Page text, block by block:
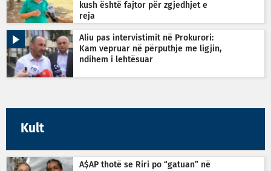
kush është fajtor për zgjedhjet e
reja
Aliu pas intervistimit në Prokurori:
Kam vepruar në përputhje me ligjin,
ndihem i lehtësuar
Kult
A$AP thotë se Riri po “gatuan” në